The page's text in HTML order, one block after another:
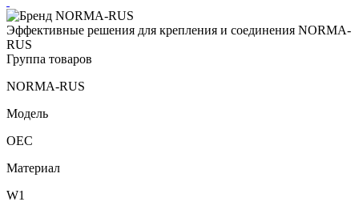
Эффективные решения для крепления и соединения NORMA-
RUS
Группа товаров
NORMA-RUS
Модель
OEC
Материал
W1